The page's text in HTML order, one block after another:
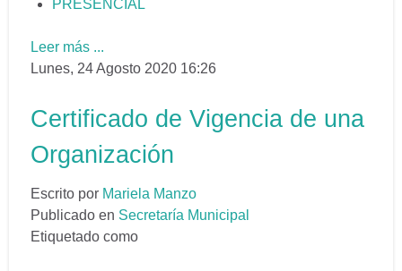
PRESENCIAL
Leer más ...
Lunes, 24 Agosto 2020 16:26
Certificado de Vigencia de una
Organización
Escrito por Mariela Manzo
Publicado en Secretaría Municipal
Etiquetado como